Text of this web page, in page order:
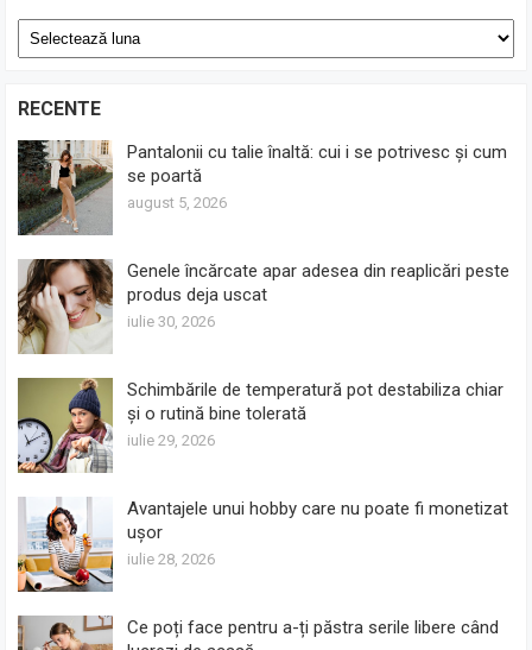
Arhive
RECENTE
Pantalonii cu talie înaltă: cui i se potrivesc și cum
se poartă
august 5, 2026
Genele încărcate apar adesea din reaplicări peste
produs deja uscat
iulie 30, 2026
Schimbările de temperatură pot destabiliza chiar
și o rutină bine tolerată
iulie 29, 2026
Avantajele unui hobby care nu poate fi monetizat
ușor
iulie 28, 2026
Ce poți face pentru a-ți păstra serile libere când